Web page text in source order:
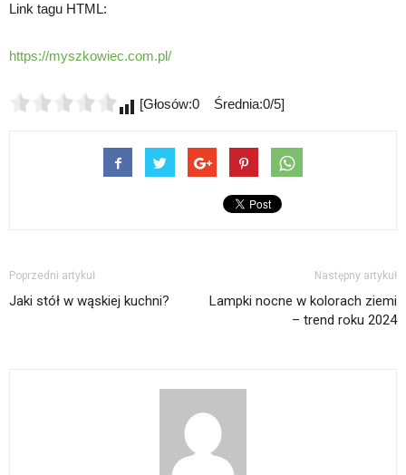
Link tagu HTML:
https://myszkowiec.com.pl/
[Głosów:0 Średnia:0/5]
Poprzedni artykuł
Jaki stół w wąskiej kuchni?
Następny artykuł
Lampki nocne w kolorach ziemi
– trend roku 2024